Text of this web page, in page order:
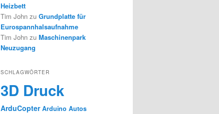
Heizbett
Tim John zu Grundplatte für
Eurospannhalsaufnahme
Tim John zu Maschinenpark
Neuzugang
SCHLAGWÖRTER
3D Druck
ArduCopter Arduino Autos